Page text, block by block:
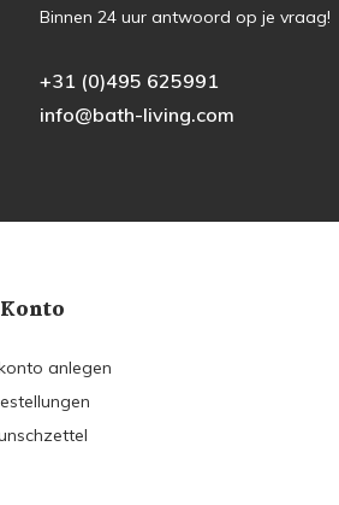
Binnen 24 uur antwoord op je vraag!
+31 (0)495 625991
info@bath-living.com
anlegen